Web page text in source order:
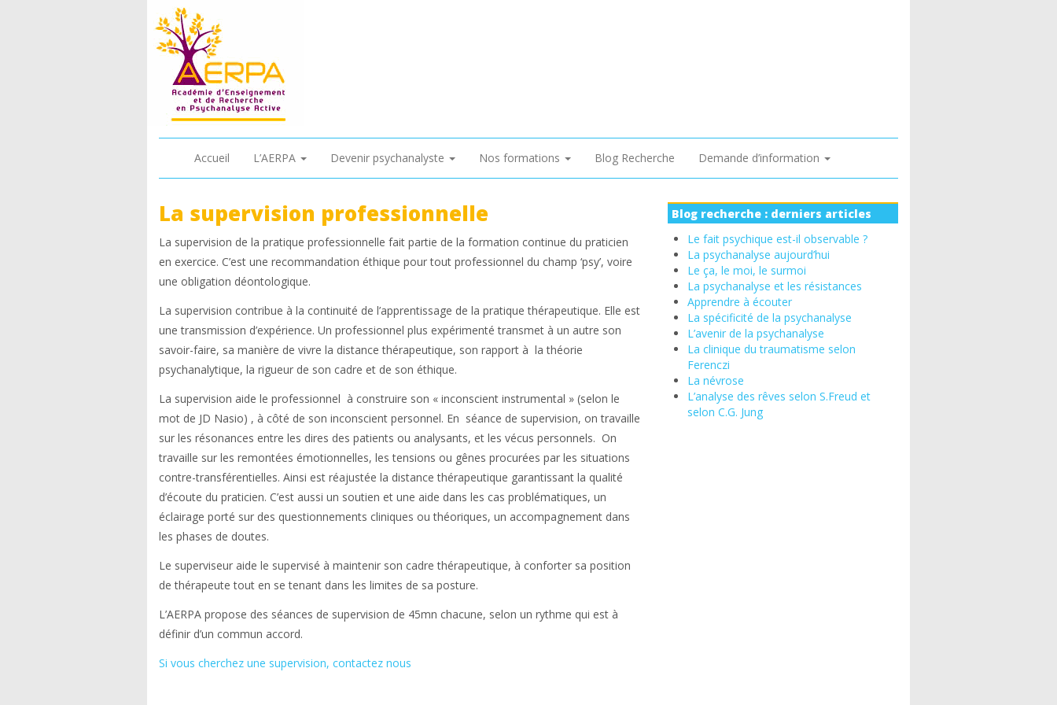
Accueil L’AERPA Devenir psychanalyste Nos formations Blog Recherche Demande d’information
La supervision professionnelle
La supervision de la pratique professionnelle fait partie de la formation continue du praticien
en exercice. C’est une recommandation éthique pour tout professionnel du champ ‘psy’, voire
une obligation déontologique.
La supervision contribue à la continuité de l’apprentissage de la pratique thérapeutique. Elle est
une transmission d’expérience. Un professionnel plus expérimenté transmet à un autre son
savoir-faire, sa manière de vivre la distance thérapeutique, son rapport à la théorie
psychanalytique, la rigueur de son cadre et de son éthique.
La supervision aide le professionnel à construire son « inconscient instrumental » (selon le
mot de JD Nasio) , à côté de son inconscient personnel. En séance de supervision, on travaille
sur les résonances entre les dires des patients ou analysants, et les vécus personnels. On
travaille sur les remontées émotionnelles, les tensions ou gênes procurées par les situations
contre-transférentielles. Ainsi est réajustée la distance thérapeutique garantissant la qualité
d’écoute du praticien. C’est aussi un soutien et une aide dans les cas problématiques, un
éclairage porté sur des questionnements cliniques ou théoriques, un accompagnement dans
les phases de doutes.
Le superviseur aide le supervisé à maintenir son cadre thérapeutique, à conforter sa position
de thérapeute tout en se tenant dans les limites de sa posture.
L’AERPA propose des séances de supervision de 45mn chacune, selon un rythme qui est à
définir d’un commun accord.
Si vous cherchez une supervision, contactez nous
Blog recherche : derniers articles
Le fait psychique est-il observable ?
La psychanalyse aujourd’hui
Le ça, le moi, le surmoi
La psychanalyse et les résistances
Apprendre à écouter
La spécificité de la psychanalyse
L’avenir de la psychanalyse
La clinique du traumatisme selon
Ferenczi
La névrose
L’analyse des rêves selon S.Freud et
selon C.G. Jung